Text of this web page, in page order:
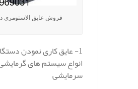
فروش عایق الاستومری
1- عایق کاری نمودن
انواع سیستم های
سرمایشی